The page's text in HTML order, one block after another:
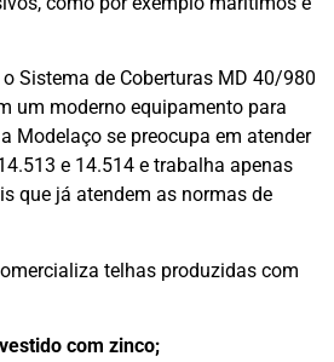
Sistema de Coberturas MD 40/980
um moderno equipamento para
Modelaço se preocupa em atender
e 14.514 e trabalha apenas
que já atendem as normas de
telhas produzidas com
com zinco;